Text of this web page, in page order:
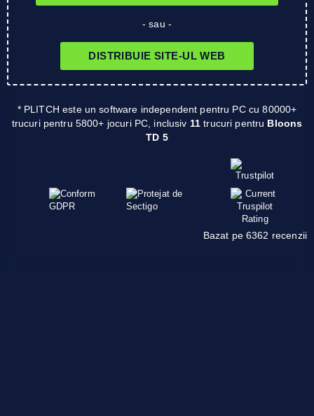
- sau -
DISTRIBUIE SITE-UL WEB
* PLITCH este un software independent pentru PC cu 80000+
trucuri pentru 5800+ jocuri PC, inclusiv 11 trucuri pentru Bloons
TD 5
Bazat pe 6362 recenzii